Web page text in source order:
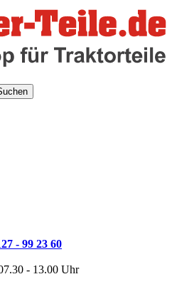
- 99 23 60
- 13.00 Uhr